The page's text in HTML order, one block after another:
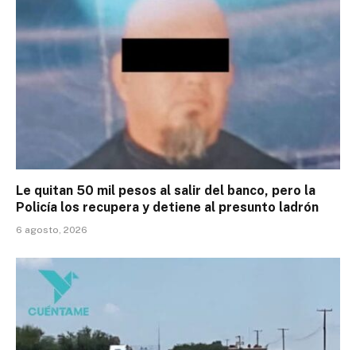
Le quitan 50 mil pesos al salir del banco, pero la
Policía los recupera y detiene al presunto ladrón
6 agosto, 2026